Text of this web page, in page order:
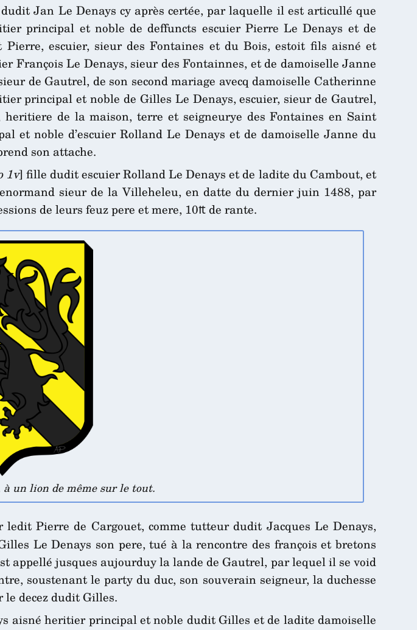
Jan Le Denays cy après certée, par laquelle il est articullé que
principal et noble de deffuncts escuier Pierre Le Denays et de
escuier, sieur des Fontaines et du Bois, estoit fils aisné et
François Le Denays, sieur des Fontainnes, et de damoiselle Janne
de Gautrel, de son second mariage avecq damoiselle Catherinne
principal et noble de Gilles Le Denays, escuier, sieur de Gautrel,
de la maison, terre et seigneurye des Fontaines en Saint
noble d’escuier Rolland Le Denays et de damoiselle Janne du
son attache.
1v] fille dudit escuier Rolland Le Denays et de ladite du Cambout, et
sieur de la Villeheleu, en datte du dernier juin 1488, par
de leurs feuz pere et mere, 10₶ de rante.
à un lion de même sur le tout.
Pierre de Cargouet, comme tutteur dudit Jacques Le Denays,
Le Denays son pere, tué à la rencontre des françois et bretons
appellé jusques aujourduy la lande de Gautrel, par lequel il se void
soustenant le party du duc, son souverain seigneur, la duchesse
decez dudit Gilles.
aisné heritier principal et noble dudit Gilles et de ladite damoiselle